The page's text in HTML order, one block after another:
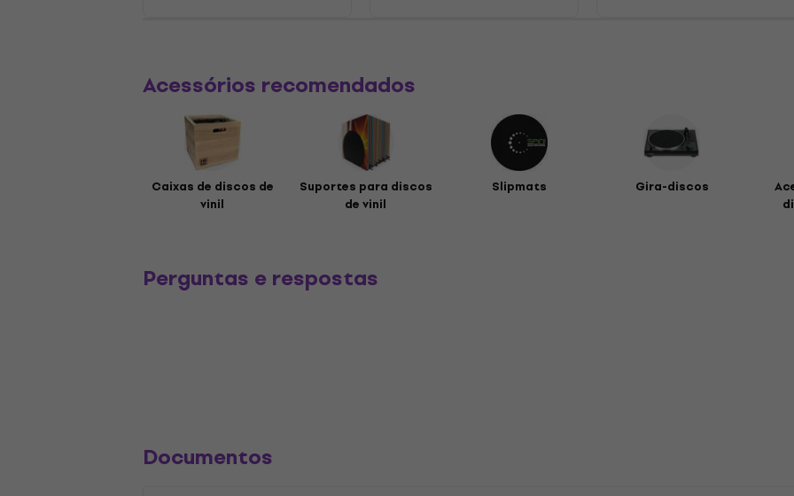
Acessórios recomendados
Caixas de discos de
vinil
Suportes para discos
de vinil
Slipmats Gira-discos
Perguntas e respostas
Documentos